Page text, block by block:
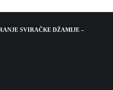
SVIRAČKE DŽAMIJE –